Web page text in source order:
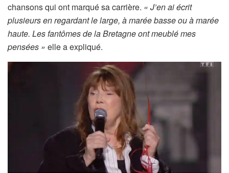
chansons qui ont marqué sa carrière. « J’en ai écrit
plusieurs en regardant le large, à marée basse ou à marée
haute. Les fantômes de la Bretagne ont meublé mes
pensées » elle a expliqué.